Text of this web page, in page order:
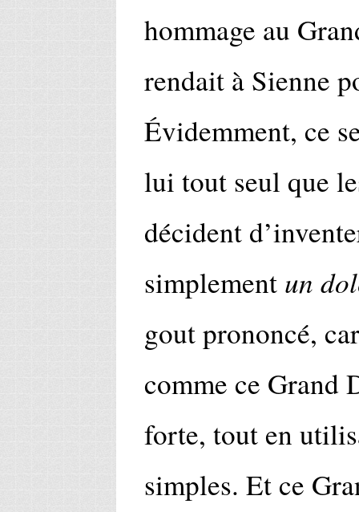
hommage au
rendait à Sienne
Évidemment, ce
lui tout seul que
décident
simplement un
gout prononcé,
comme ce Grand
forte, tout en
simples. Et ce